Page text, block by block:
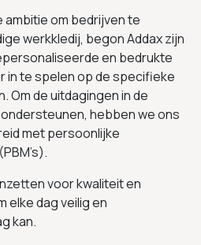
ambitie om bedrijven te
werkkledij, begon Addax zijn
en bedrukte
in te spelen op de specifieke
Om de uitdagingen in de
hebben we ons
met persoonlijke
voor kwaliteit en
elke dag veilig en
kan.